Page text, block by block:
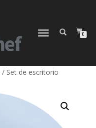
CAMBIAR
0
/ Set de escritorio